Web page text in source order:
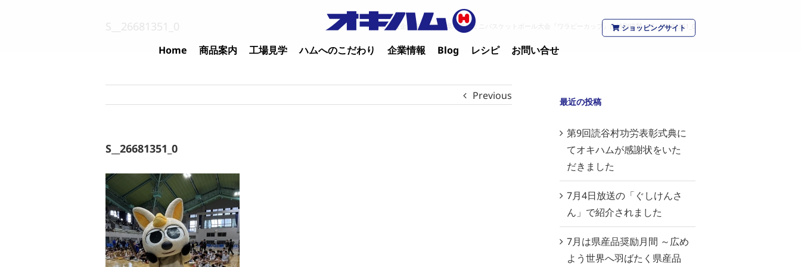
ショッピングサイト
Home 商品案内 工場見学 ハムへのこだわり 企業情報 Blog レシピ お問い合せ
S__26681351_0 Home / 【企業情報】沖縄県小学生ミニバスケットボール大会『ワラビーカップ』に特別協賛 / S__26681351_0
Previous
S__26681351_0
最近の投稿
第9回読谷村功労表彰式典に
てオキハムが感謝状をいた
だきました
7月4日放送の「ぐしけんさ
ん」で紹介されました
7月は県産品奨励月間 ～広め
よう世界へ羽ばたく県産品